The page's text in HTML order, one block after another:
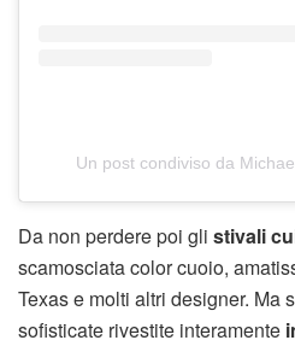
Un post condiviso da
Da non perdere poi gli stivali
scamosciata color cuoio,
Texas e molti altri designer. Ma
sofisticate rivestite interamente